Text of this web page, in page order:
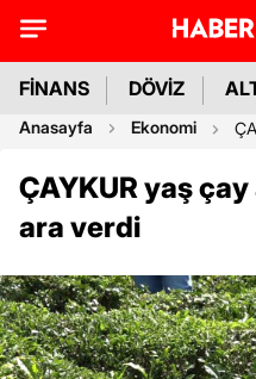
FİNANS DÖVİZ
Anasayfa Ekonomi
ÇAYKUR yaş çay
ara verdi